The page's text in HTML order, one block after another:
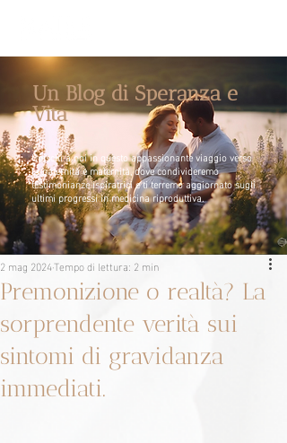
Un Blog di Speranza e
Vita
Unisciti a noi in questo appassionante viaggio verso
la paternità e maternità, dove condivideremo
testimonianze ispiratrici e ti terremo aggiornato sugli
ultimi progressi in medicina riproduttiva.
Premonizione o realtà? La
sorprendente verità sui
sintomi di gravidanza
immediati.
2 mag 2024Tempo di lettura: 2 min